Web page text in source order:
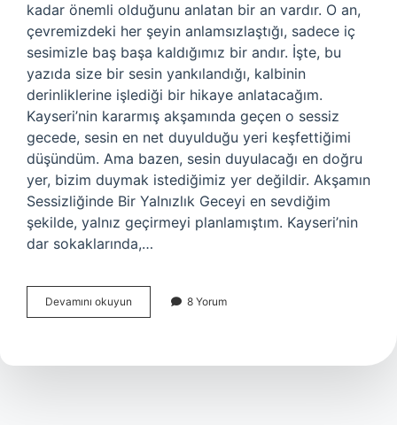
kadar önemli olduğunu anlatan bir an vardır. O an,
çevremizdeki her şeyin anlamsızlaştığı, sadece iç
sesimizle baş başa kaldığımız bir andır. İşte, bu
yazıda size bir sesin yankılandığı, kalbinin
derinliklerine işlediği bir hikaye anlatacağım.
Kayseri’nin kararmış akşamında geçen o sessiz
gecede, sesin en net duyulduğu yeri keşfettiğimi
düşündüm. Ama bazen, sesin duyulacağı en doğru
yer, bizim duymak istediğimiz yer değildir. Akşamın
Sessizliğinde Bir Yalnızlık Geceyi en sevdiğim
şekilde, yalnız geçirmeyi planlamıştım. Kayseri’nin
dar sokaklarında,…
Devamını okuyun
hangi
iyi
8 Yorum